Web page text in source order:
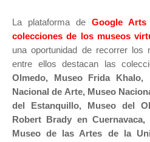
La plataforma de Google Arts
colecciones de los museos
una oportunidad de recorrer los
entre ellos destacan las
Olmedo, Museo Frida Khalo,
Nacional de Arte, Museo
del Estanquillo, Museo del
Robert Brady en
Museo de las Artes de la